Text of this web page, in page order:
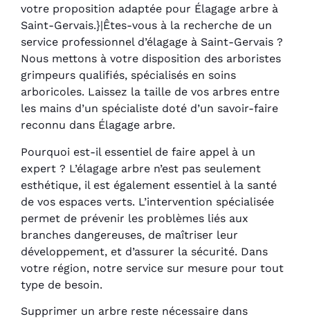
votre proposition adaptée pour Élagage arbre à
Saint-Gervais.}|Êtes-vous à la recherche de un
service professionnel d’élagage à Saint-Gervais ?
Nous mettons à votre disposition des arboristes
grimpeurs qualifiés, spécialisés en soins
arboricoles. Laissez la taille de vos arbres entre
les mains d’un spécialiste doté d’un savoir-faire
reconnu dans Élagage arbre.
Pourquoi est-il essentiel de faire appel à un
expert ? L’élagage arbre n’est pas seulement
esthétique, il est également essentiel à la santé
de vos espaces verts. L’intervention spécialisée
permet de prévenir les problèmes liés aux
branches dangereuses, de maîtriser leur
développement, et d’assurer la sécurité. Dans
votre région, notre service sur mesure pour tout
type de besoin.
Supprimer un arbre reste nécessaire dans